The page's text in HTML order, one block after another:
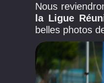
Nous
la Ligue
belles photos